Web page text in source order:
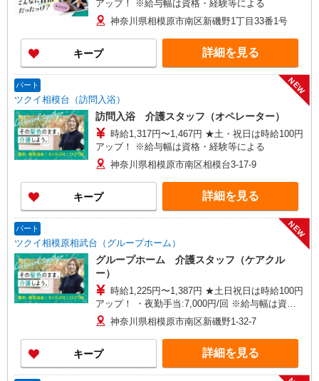
アップ！ ※給与幅は資格・経験等による
神奈川県相模原市南区新磯野1丁目33番1号
キープ 詳細を見る
パート
ツクイ相模台（訪問入浴）
NEW
訪問入浴 介護スタッフ（オペレーター）
時給1,317円〜1,467円 ★土・祝日は時給100円
アップ！ ※給与幅は資格・経験等による
神奈川県相模原市南区相模台3-17-9
キープ 詳細を見る
パート
ツクイ相模原相武台（グループホーム）
NEW
グループホーム 介護スタッフ（ケアクル
ー）
時給1,225円〜1,387円 ★土日祝日は時給100円
アップ！ ・夜勤手当:7,000円/回 ※給与幅は資
格・経験等による
神奈川県相模原市南区新磯野1-32-7
キープ 詳細を見る